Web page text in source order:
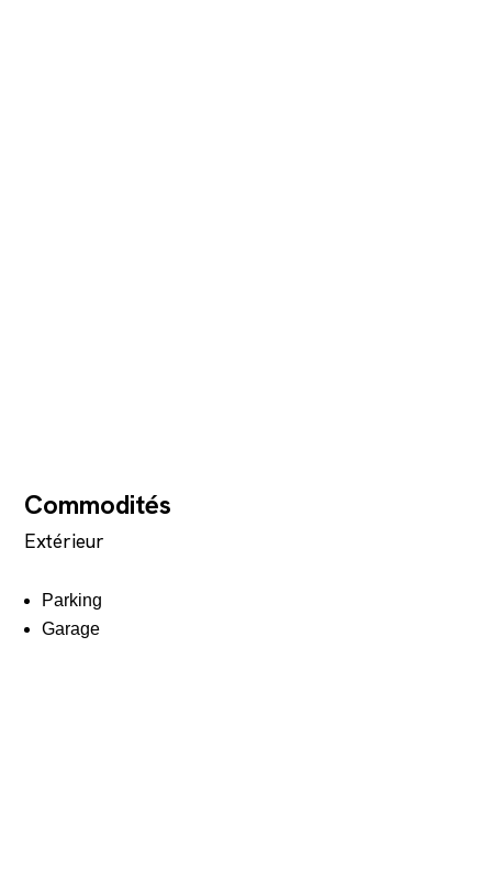
Commodités
Extérieur
Parking
Garage